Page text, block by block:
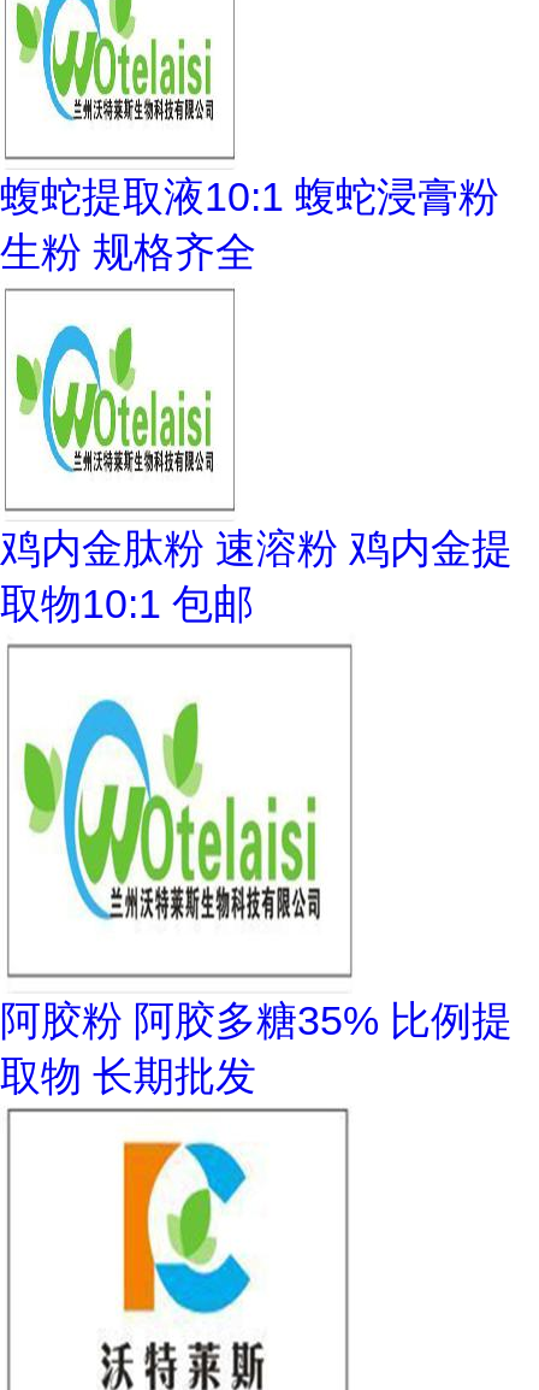
蝮蛇提取液10:1 蝮蛇浸膏粉
生粉 规格齐全
鸡内金肽粉 速溶粉 鸡内金提
取物10:1 包邮
阿胶粉 阿胶多糖35% 比例提
取物 长期批发